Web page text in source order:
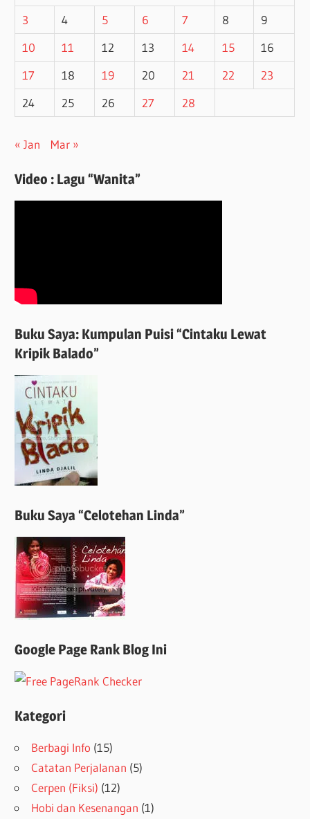
3
4 5 6 7 8
9
10
11 12 13 14 15
16
17
18 19 20 21 22
23
24
25 26 27 28
« Jan Mar »
Video : Lagu “Wanita”
Buku Saya: Kumpulan Puisi “Cintaku Lewat
Kripik Balado”
Buku Saya “Celotehan Linda”
Google Page Rank Blog Ini
Kategori
Berbagi Info (15)
Catatan Perjalanan (5)
Cerpen (Fiksi) (12)
Hobi dan Kesenangan (1)